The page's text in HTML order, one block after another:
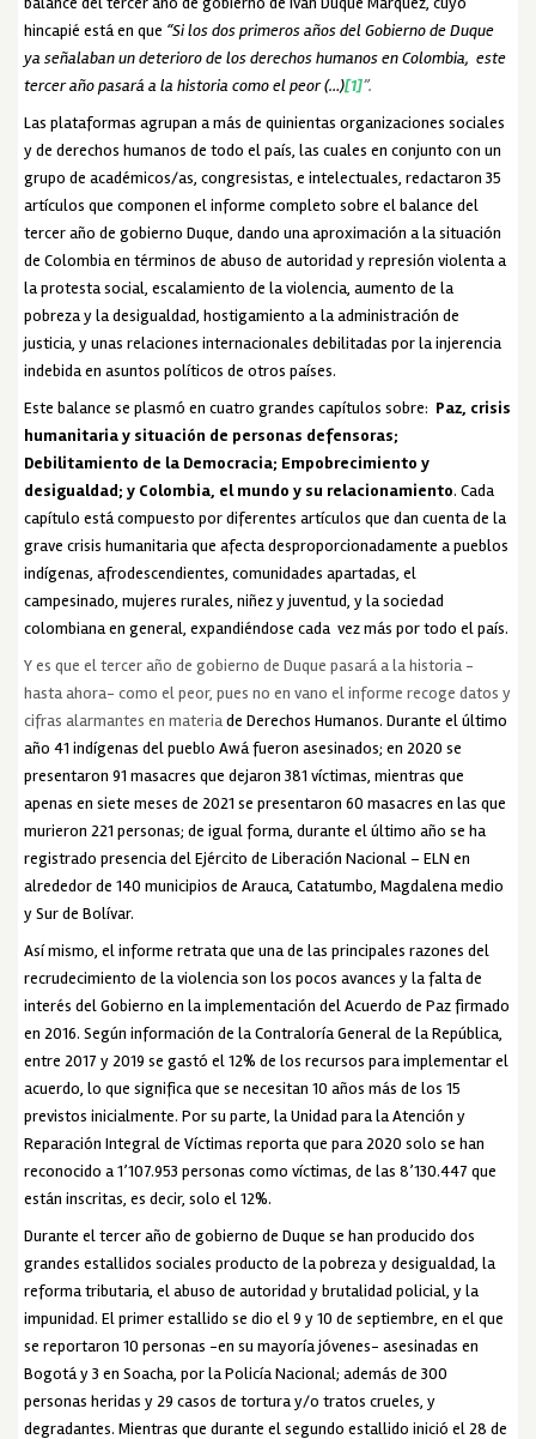
hincapié está en que “Si los dos primeros años del Gobierno de Duque
ya señalaban un deterioro de los derechos humanos en Colombia, este
tercer año pasará a la historia como el peor (…)[1]”.
Las plataformas agrupan a más de quinientas organizaciones sociales
y de derechos humanos de todo el país, las cuales en conjunto con un
grupo de académicos/as, congresistas, e intelectuales, redactaron 35
artículos que componen el informe completo sobre el balance del
tercer año de gobierno Duque, dando una aproximación a la situación
de Colombia en términos de abuso de autoridad y represión violenta a
la protesta social, escalamiento de la violencia, aumento de la
pobreza y la desigualdad, hostigamiento a la administración de
justicia, y unas relaciones internacionales debilitadas por la injerencia
indebida en asuntos políticos de otros países.
Este balance se plasmó en cuatro grandes capítulos sobre: Paz, crisis
humanitaria y situación de personas defensoras;
Debilitamiento de la Democracia; Empobrecimiento y
desigualdad; y Colombia, el mundo y su relacionamiento. Cada
capítulo está compuesto por diferentes artículos que dan cuenta de la
grave crisis humanitaria que afecta desproporcionadamente a pueblos
indígenas, afrodescendientes, comunidades apartadas, el
campesinado, mujeres rurales, niñez y juventud, y la sociedad
colombiana en general, expandiéndose cada vez más por todo el país.
Y es que el tercer año de gobierno de Duque pasará a la historia -
hasta ahora- como el peor, pues no en vano el informe recoge datos y
cifras alarmantes en materiade Derechos Humanos. Durante el último
año 41 indígenas del pueblo Awá fueron asesinados; en 2020 se
presentaron 91 masacres que dejaron 381 víctimas, mientras que
apenas en siete meses de 2021 se presentaron 60 masacres en las que
murieron 221 personas; de igual forma, durante el último año se ha
registrado presencia del Ejército de Liberación Nacional – ELN en
alrededor de 140 municipios de Arauca, Catatumbo, Magdalena medio
y Sur de Bolívar.
Así mismo, el informe retrata que una de las principales razones del
recrudecimiento de la violencia son los pocos avances y la falta de
interés del Gobierno en la implementación del Acuerdo de Paz firmado
en 2016. Según información de la Contraloría General de la República,
entre 2017 y 2019 se gastó el 12% de los recursos para implementar el
acuerdo, lo que significa que se necesitan 10 años más de los 15
previstos inicialmente. Por su parte, la Unidad para la Atención y
Reparación Integral de Víctimas reporta que para 2020 solo se han
reconocido a 1’107.953 personas como víctimas, de las 8’130.447 que
están inscritas, es decir, solo el 12%.
Durante el tercer año de gobierno de Duque se han producido dos
grandes estallidos sociales producto de la pobreza y desigualdad, la
reforma tributaria, el abuso de autoridad y brutalidad policial, y la
impunidad. El primer estallido se dio el 9 y 10 de septiembre, en el que
se reportaron 10 personas -en su mayoría jóvenes- asesinadas en
Bogotá y 3 en Soacha, por la Policía Nacional; además de 300
personas heridas y 29 casos de tortura y/o tratos crueles, y
degradantes. Mientras que durante el segundo estallido inició el 28 de